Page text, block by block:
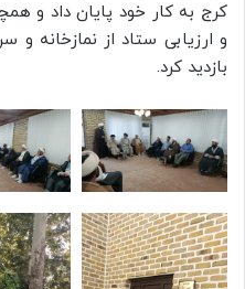
کرج به کار خود پایان داد و
و ارزیابی ستاد از نمازخانه
بازدید کرد.